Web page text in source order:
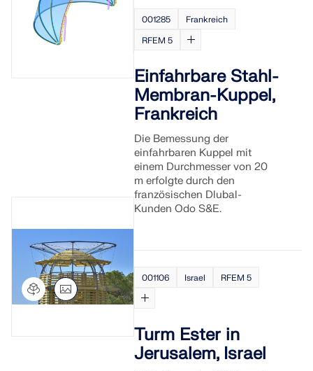
Abos & Preise
Beispiele
FEM für Stahlverbindungen
Entwerfen und analysieren Sie Stahlverbindungen mit
CBFEM gemäß EN 1993-1-8 und AISC 360, vollständig
integriert in RFEM 6 für schnellere und genauere
Arbeitsabläufe in der Tragwerksplanung.
001285
Frankreich
RFEM 5
Einfahrbare Stahl-
Membran-Kuppel,
Frankreich
Die Bemessung der
einfahrbaren Kuppel mit
einem Durchmesser von 20
m erfolgte durch den
französischen Dlubal-
Kunden Odo S&E.
001106 Israel RFEM 5
Turm Ester in
Jerusalem, Israel